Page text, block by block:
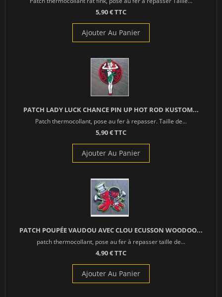
5,90 € TTC
Ajouter Au Panier
PATCH LADY LUCK CHANCE PIN UP HOT ROD KUSTOM...
Patch thermocollant, pose au fer à repasser. Taille de...
5,90 € TTC
Ajouter Au Panier
PATCH POUPÉE VAUDOU AVEC CLOU ECUSSON WOODOO...
patch thermocollant, pose au fer à repasser taille de...
4,90 € TTC
Ajouter Au Panier